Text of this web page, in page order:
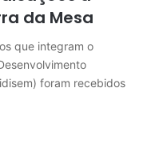
da Mesa
que integram o
foram recebidos